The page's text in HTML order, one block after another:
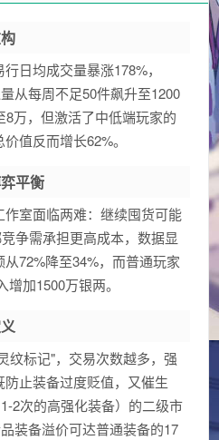
日均成交量暴涨178%，
从每周不足50件飙升至1200
万，但激活了中低端玩家的
值反而增长62%。
平衡
室面临两难：继续囤货可能
争需承担更高成本，数据显
72%降至34%，而普通玩家
加1500万银两。
纹标记"，交易次数越多，强
止装备过度贬值，又催生
2次的高强化装备）的二级市
装备溢价可达普通装备的17